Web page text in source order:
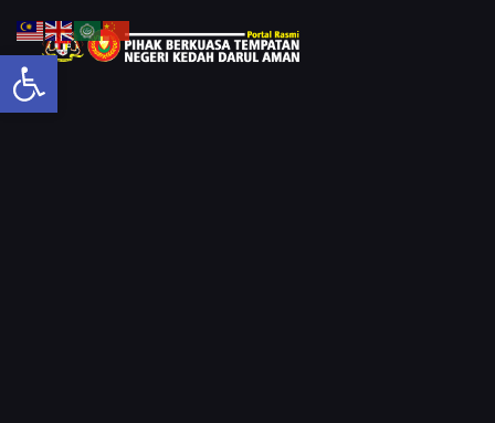
Open toolbar